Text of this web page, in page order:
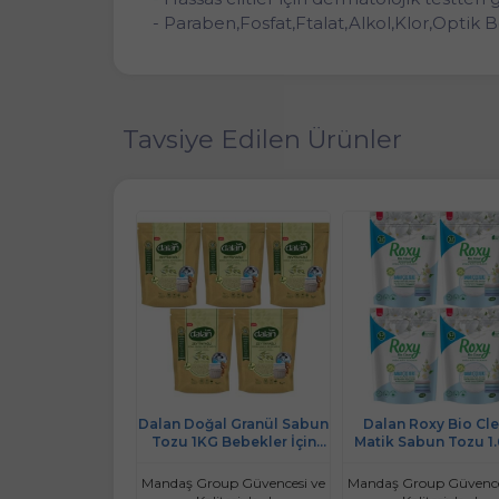
- Paraben,Fosfat,Ftalat,Alkol,Klor,Optik
Tavsiye Edilen Ürünler
Dalan Doğal Granül Sabun
Tozu 1KG Bebekler İçin
Mandaş Group Güvencesi ve
Dalan Roxy Bio
Matik Sabun Tozu
(208 Yıkama)
Mandaş Group